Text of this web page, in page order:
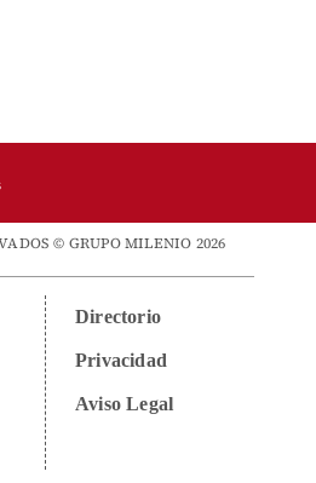
© GRUPO MILENIO 2026
Directorio
Privacidad
Aviso Legal